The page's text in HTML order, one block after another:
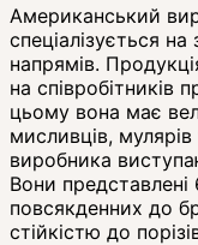
Американський
спеціалізується
напрямів.
на співробітників
цьому вона має
мисливців,
виробника
Вони представлені
повсякденних до
стійкістю до